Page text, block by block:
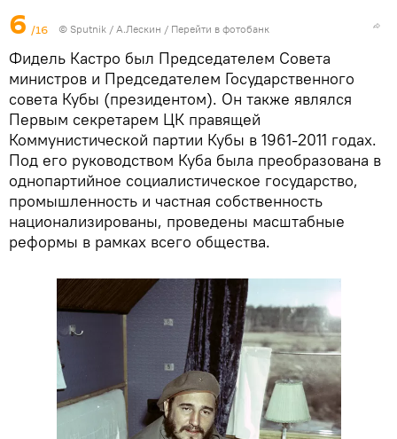
6 /16 © Sputnik / А.Лескин / Перейти в фотобанк
Фидель Кастро был Председателем Совета
министров и Председателем Государственного
совета Кубы (президентом). Он также являлся
Первым секретарем ЦК правящей
Коммунистической партии Кубы в 1961-2011 годах.
Под его руководством Куба была преобразована в
однопартийное социалистическое государство,
промышленность и частная собственность
национализированы, проведены масштабные
реформы в рамках всего общества.